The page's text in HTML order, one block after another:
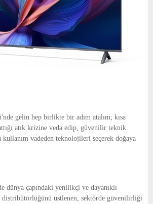
gelin hep birlikte bir adım atalım; kısa
atık krizine veda edip, güvenilir teknik
vadeden teknolojileri seçerek doğaya
dünya çapındaki yenilikçi ve dayanıklı
distribütörlüğünü üstlenen, sektörde güvenilirliği